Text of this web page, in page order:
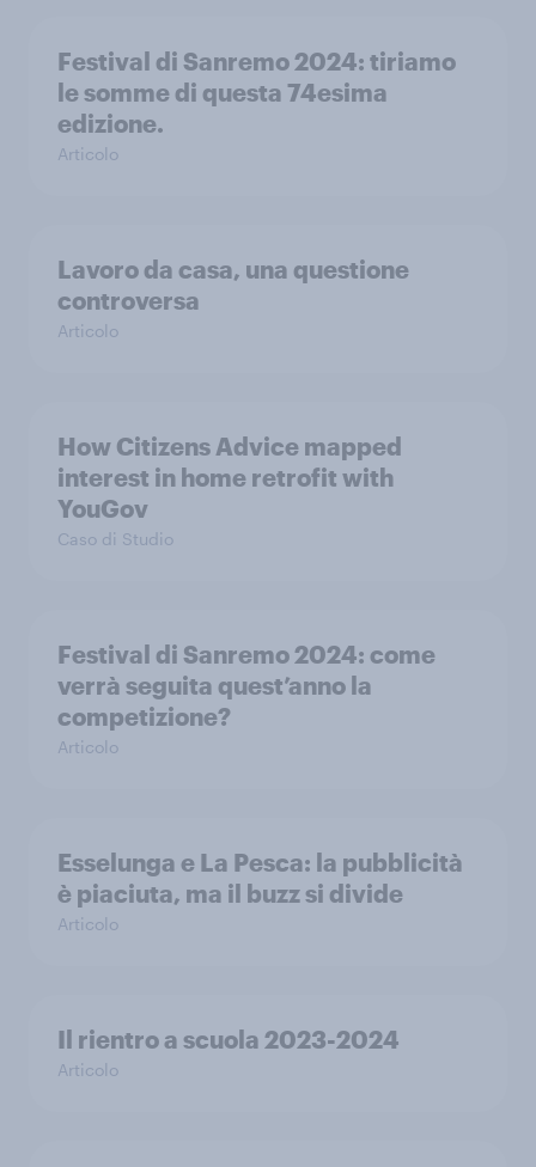
Festival di Sanremo 2024: tiriamo
le somme di questa 74esima
edizione.
Articolo
Lavoro da casa, una questione
controversa
Articolo
How Citizens Advice mapped
interest in home retrofit with
YouGov
Caso di Studio
Festival di Sanremo 2024: come
verrà seguita quest’anno la
competizione?
Articolo
Esselunga e La Pesca: la pubblicità
è piaciuta, ma il buzz si divide
Articolo
Il rientro a scuola 2023-2024
Articolo